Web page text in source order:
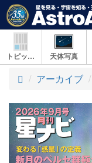
トピックス 天体写真
アーカイブ